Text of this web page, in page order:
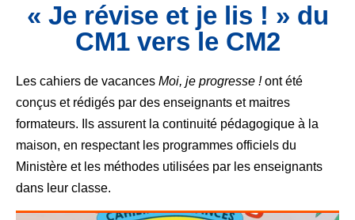
« Je révise et je lis ! » du
CM1 vers le CM2
Les cahiers de vacances Moi, je progresse !ont été
conçus et rédigés par des enseignants et maitres
formateurs. Ils assurent la continuité pédagogique à la
maison, en respectant les programmes officiels du
Ministère et les méthodes utilisées par les enseignants
dans leur classe.